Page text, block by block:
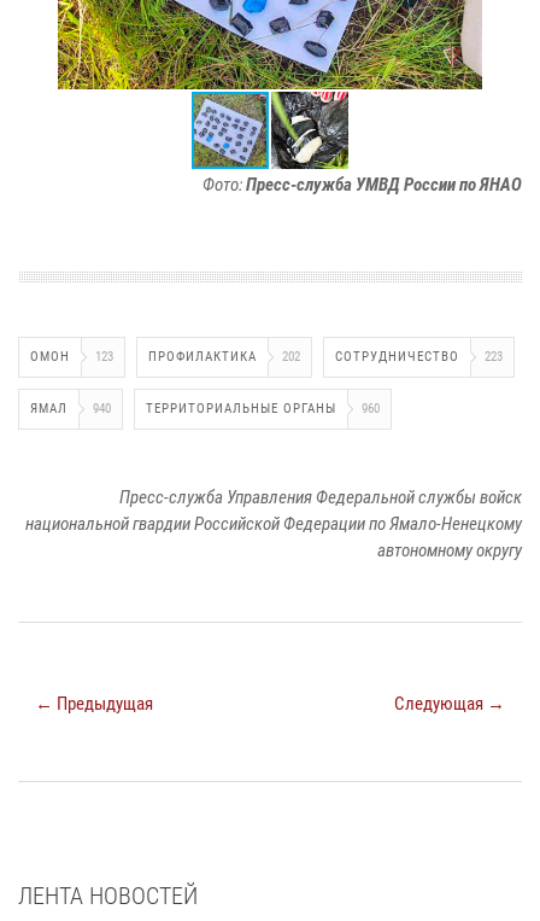
Фото:Пресс-служба УМВД России по ЯНАО
ОМОН 123 ПРОФИЛАКТИКА 202 СОТРУДНИЧЕСТВО 223
ЯМАЛ 940 ТЕРРИТОРИАЛЬНЫЕ ОРГАНЫ 960
Пресс-служба Управления Федеральной службы войск
национальной гвардии Российской Федерации по Ямало-Ненецкому
автономному округу
← Предыдущая Следующая →
ЛЕНТА НОВОСТЕЙ